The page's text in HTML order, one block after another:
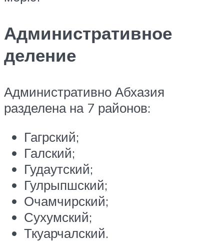
Административное
деление
Административно Абхазия
разделена на 7 районов:
Гагрский;
Галский;
Гудаутский;
Гулрыпшский;
Очамчирский;
Сухумский;
Ткуарчалский.